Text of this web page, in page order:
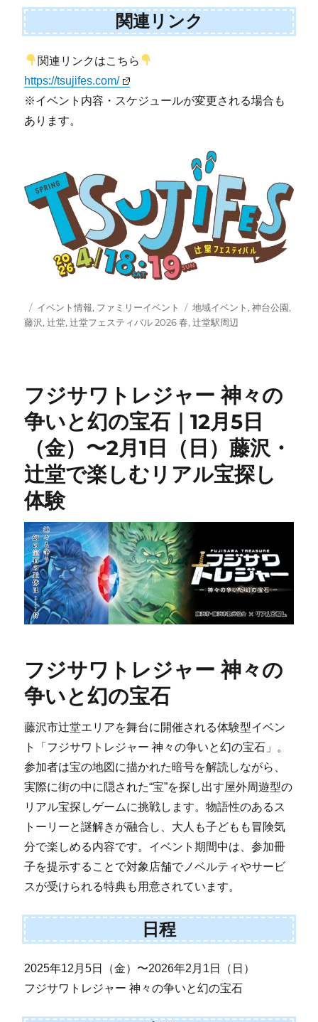
関連リンク
関連リンクはこちら
https://tsujifes.com/
※イベント内容・スケジュールが変更される場合も
あります。
投
稿
カ
テ
イベント情報, ファミリーイベント
タ
グ
地域イベント ,神台公園,
藤沢,辻堂,辻堂フェスティバル 2026 春,辻堂駅周辺
フジサワトレジャー 神々の
争いと幻の宝石｜12月5日
（金）〜2月1日（日）藤沢・
辻堂で楽しむリアル宝探し
体験
フジサワトレジャー 神々の
争いと幻の宝石
藤沢市辻堂エリアを舞台に開催される体験型イベン
ト「フジサワトレジャー 神々の争いと幻の宝石」。
参加者は宝の地図に描かれた暗号を解読しながら、
実際に街の中に隠された“宝”を探し出す屋外周遊型の
リアル宝探しゲームに挑戦します。物語性のあるス
トーリーと謎解きが融合し、大人も子どもも冒険気
分で楽しめる内容です。イベント期間中は、参加冊
子を提示することで対象店舗でノベルティやサービ
スが受けられる特典も用意されています。
日程
2025年12月5日（金）〜2026年2月1日（日）
フジサワトレジャー 神々の争いと幻の宝石